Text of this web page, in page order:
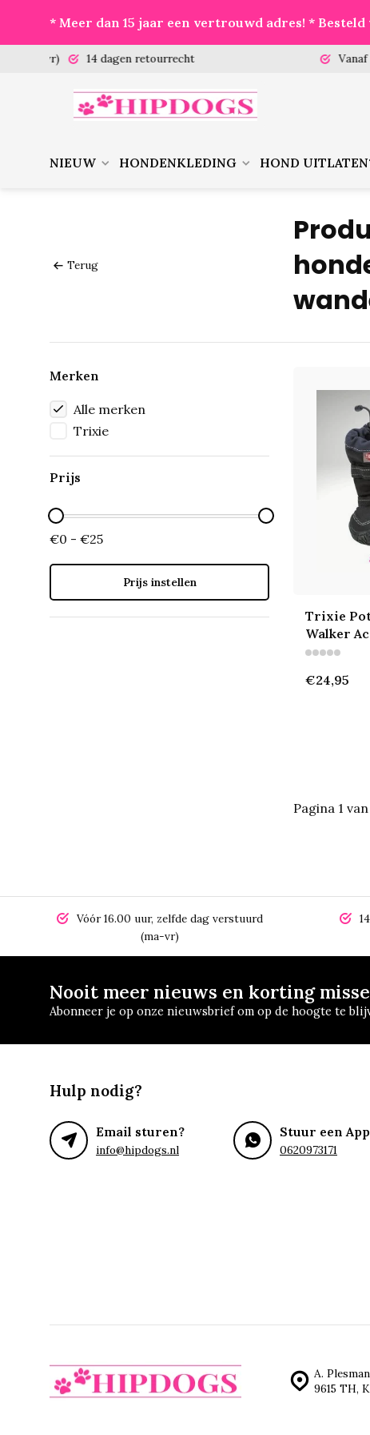
* Meer dan 15 jaar een vertrouwd adres! *
14 dagen retourrecht Vanaf
NIEUW HONDENKLEDING HOND
Terug
Merken
Alle merken
Trixie
Prijs
€0 - €25
Prijs instellen
Trixie
Walker
€24,95
Pagina 1 van
Vóór 16.00 uur, zelfde dag verstuurd
(ma-vr)
Nooit meer nieuws en korting
Abonneer je op onze nieuwsbrief om op de hoogte te
Hulp nodig?
Email sturen?
info@hipdogs.nl
Stuur een App
0620973171
A.
9615 TH,